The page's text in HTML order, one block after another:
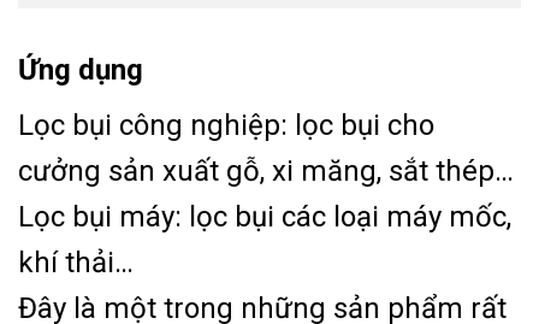
Ứng dụng
Lọc bụi công nghiệp: lọc bụi cho
cưởng sản xuất gỗ, xi măng, sắt thép…
Lọc bụi máy: lọc bụi các loại máy mốc,
khí thải…
Đây là một trong những sản phẩm rất